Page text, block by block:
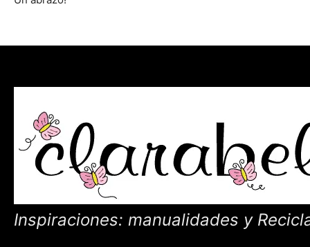
Inspiraciones: manualidades y